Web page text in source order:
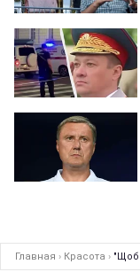
Главная › Красота › "Щоб